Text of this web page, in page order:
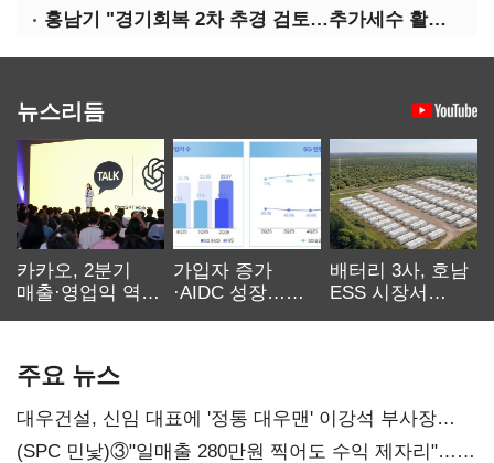
홍남기 "경기회복 2차 추경 검토…추가세수 활용할 것"(종합)
뉴스리듬
카카오, 2분기
매출·영업익 역대
가입자 증가
·AIDC 성장…
배터리 3사, 호남
ESS 시장서
주요 뉴스
대우건설, 신임 대표에 '정통 대우맨' 이강석 부사장
내정
(SPC 민낯)③"일매출 280만원 찍어도 수익 제자리"…